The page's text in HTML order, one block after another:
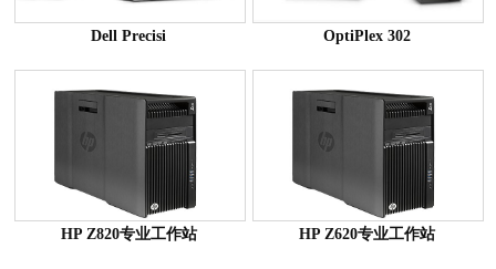
Dell Precisi OptiPlex 302
HP Z820专业工作站 HP Z620专业工作站